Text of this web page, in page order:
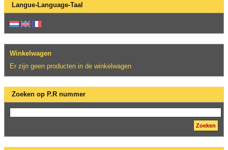
Langue-Language-Taal
Winkelwagen
Er zijn geen producten in de winkelwagen
Zoeken op P.R nummer
Zoeken